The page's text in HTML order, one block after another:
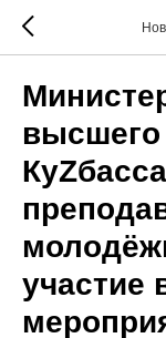
высшего
участие